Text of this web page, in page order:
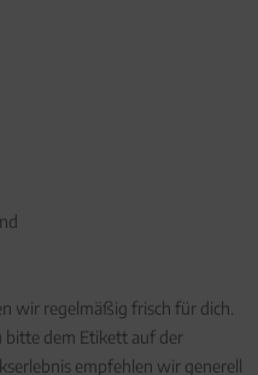
wir regelmäßig frisch für dich.
bitte dem Etikett auf der
empfehlen wir generell